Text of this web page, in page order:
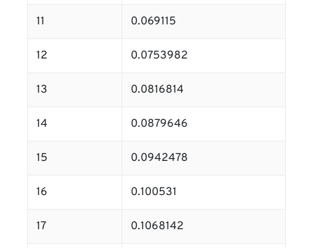
11 0.069115
12 0.0753982
13 0.0816814
14 0.0879646
15 0.0942478
16 0.100531
17 0.1068142